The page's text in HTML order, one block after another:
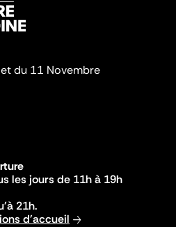
du 11 Novembre
les jours de 11h à 19h
21h.
d'accueil